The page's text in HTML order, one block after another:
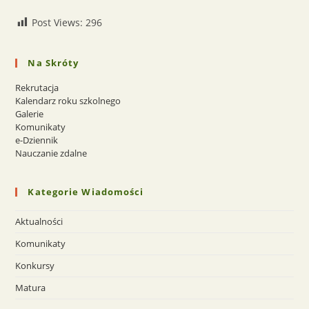
Post Views: 296
Na Skróty
Rekrutacja
Kalendarz roku szkolnego
Galerie
Komunikaty
e-Dziennik
Nauczanie zdalne
Kategorie Wiadomości
Aktualności
Komunikaty
Konkursy
Matura